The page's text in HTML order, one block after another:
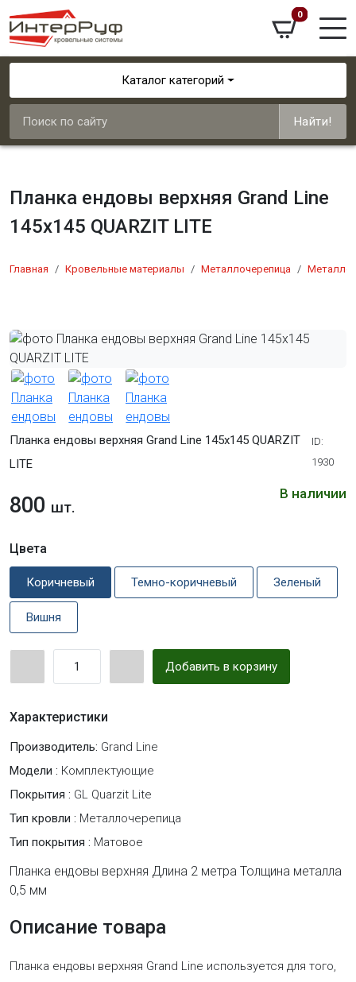
0
Каталог категорий
Найти!
Планка ендовы верхняя Grand Line
145х145 QUARZIT LITE
Главная Кровельные материалы Металлочерепица
Планка ендовы верхняя Grand Line 145х145 QUARZIT
LITE
ID:
1930
В наличии
800 шт.
Цвета
Коричневый Темно-коричневый Зеленый
Вишня
Добавить в корзину
Характеристики
Производитель: Grand Line
Модели : Комплектующие
Покрытия : GL Quarzit Lite
Тип кровли : Металлочерепица
Тип покрытия : Матовое
Планка ендовы верхняя Длина 2 метра Толщина металла
0,5 мм
Описание товара
Планка ендовы верхняя Grand Line используется для того,